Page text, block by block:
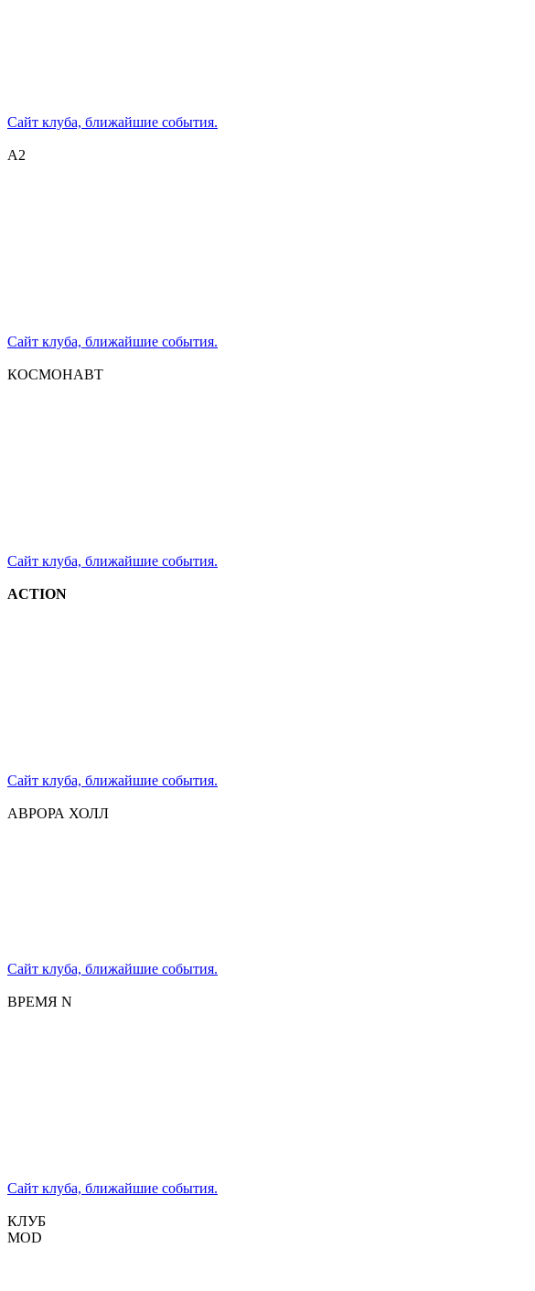
Сайт клуба, ближайшие события.
А2
Сайт клуба, ближайшие события.
КОСМОНАВТ
Сайт клуба, ближайшие события.
ACTION
Сайт клуба, ближайшие события.
АВРОРА ХОЛЛ
Сайт клуба, ближайшие события.
ВРЕМЯ N
Сайт клуба, ближайшие события.
КЛУБ
MOD